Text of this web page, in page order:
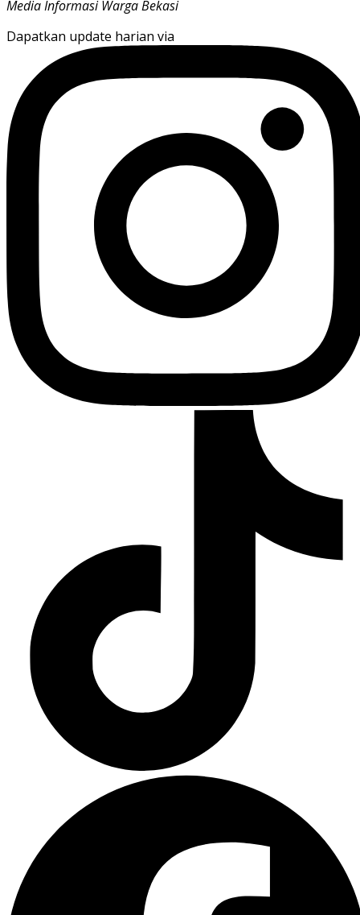
Media Informasi Warga Bekasi
Dapatkan update harian via